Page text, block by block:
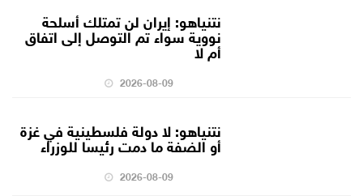
نتنياهو: إيران لن تمتلك أسلحة
نووية سواء تم التوصل إلى اتفاق
أم لا
2026-08-09
نتنياهو: لا دولة فلسطينية في غزة
أو الضفة ما دمت رئيسا للوزراء
2026-08-09